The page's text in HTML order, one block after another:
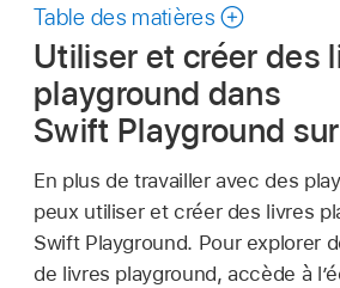
Table des matières
Utiliser et créer des
playground dans
Swift Playground
En plus de travailler avec des
peux utiliser et créer des livres
Swift Playground. Pour explorer
de livres playground, accède à